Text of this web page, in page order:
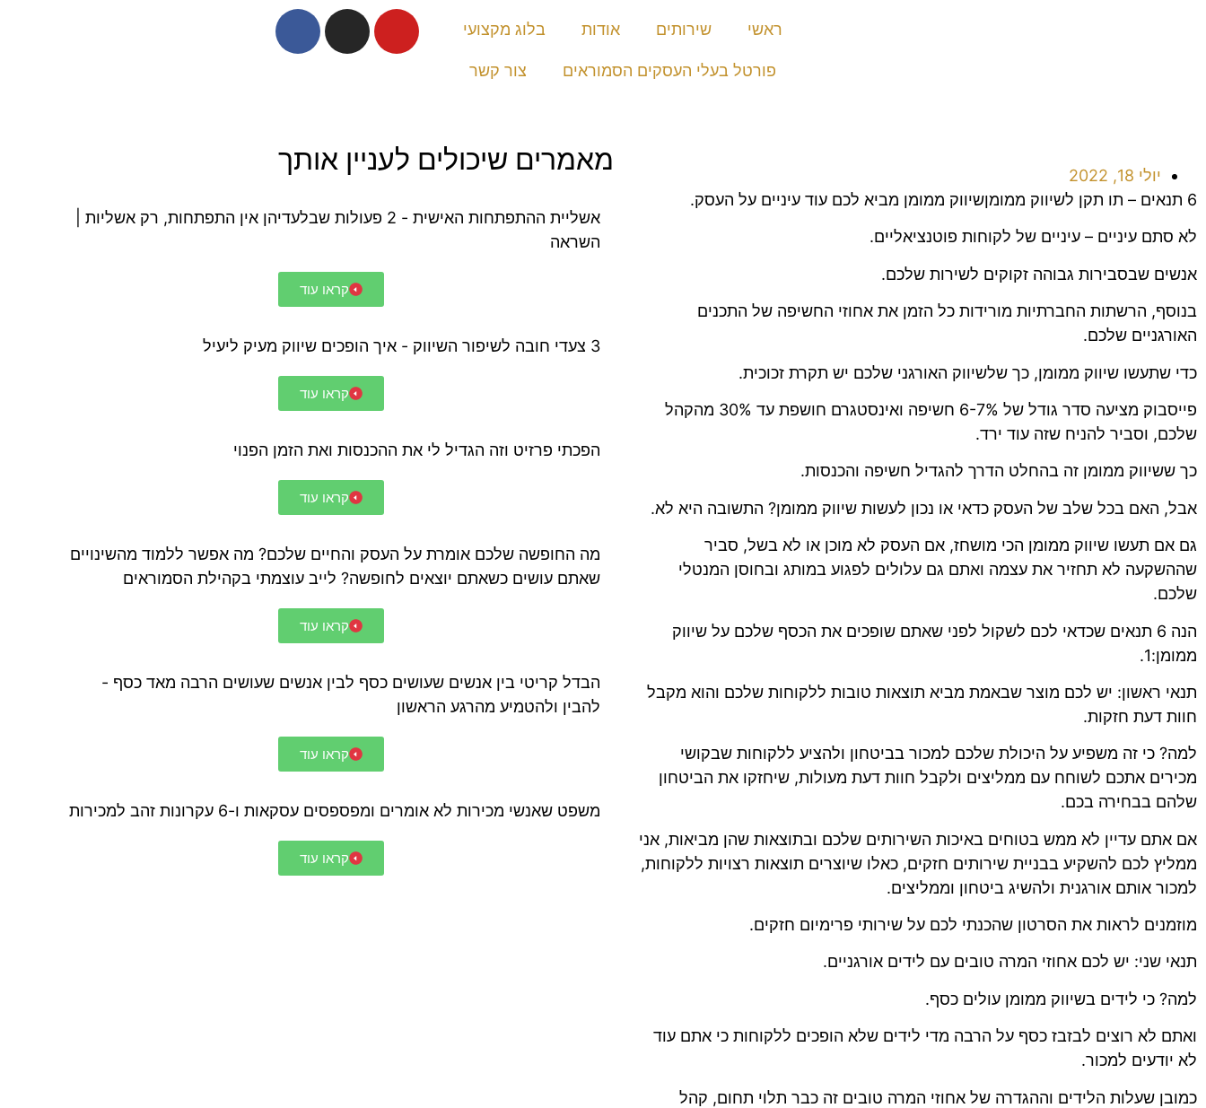
ראשי שירותים אודות בלוג מקצועי
פורטל בעלי העסקים הסמוראים צור קשר
יולי 18, 2022
6 תנאים – תו תקן לשיווק ממומןשיווק ממומן מביא לכם עוד עיניים על העסק.
לא סתם עיניים – עיניים של לקוחות פוטנציאליים.
אנשים שבסבירות גבוהה זקוקים לשירות שלכם.
בנוסף, הרשתות החברתיות מורידות כל הזמן את אחוזי החשיפה של התכנים
האורגניים שלכם.
כדי שתעשו שיווק ממומן, כך שלשיווק האורגני שלכם יש תקרת זכוכית.
פייסבוק מציעה סדר גודל של 6-7% חשיפה ואינסטגרם חושפת עד 30% מהקהל
שלכם, וסביר להניח שזה עוד ירד.
כך ששיווק ממומן זה בהחלט הדרך להגדיל חשיפה והכנסות.
אבל, האם בכל שלב של העסק כדאי או נכון לעשות שיווק ממומן? התשובה היא לא.
גם אם תעשו שיווק ממומן הכי מושחז, אם העסק לא מוכן או לא בשל, סביר
שההשקעה לא תחזיר את עצמה ואתם גם עלולים לפגוע במותג ובחוסן המנטלי
שלכם.
הנה 6 תנאים שכדאי לכם לשקול לפני שאתם שופכים את הכסף שלכם על שיווק
ממומן:1.
תנאי ראשון: יש לכם מוצר שבאמת מביא תוצאות טובות ללקוחות שלכם והוא מקבל
חוות דעת חזקות.
למה? כי זה משפיע על היכולת שלכם למכור בביטחון ולהציע ללקוחות שבקושי
מכירים אתכם לשוחח עם ממליצים ולקבל חוות דעת מעולות, שיחזקו את הביטחון
שלהם בבחירה בכם.
אם אתם עדיין לא ממש בטוחים באיכות השירותים שלכם ובתוצאות שהן מביאות, אני
ממליץ לכם להשקיע בבניית שירותים חזקים, כאלו שיוצרים תוצאות רצויות ללקוחות,
למכור אותם אורגנית ולהשיג ביטחון וממליצים.
מוזמנים לראות את הסרטון שהכנתי לכם על שירותי פרימיום חזקים.
תנאי שני: יש לכם אחוזי המרה טובים עם לידים אורגניים.
למה? כי לידים בשיווק ממומן עולים כסף.
ואתם לא רוצים לבזבז כסף על הרבה מדי לידים שלא הופכים ללקוחות כי אתם עוד
לא יודעים למכור.
כמובן שעלות הלידים וההגדרה של אחוזי המרה טובים זה כבר תלוי תחום, קהל
מאמרים שיכולים לעניין אותך
אשליית ההתפתחות האישית - 2 פעולות שבלעדיהן אין התפתחות, רק אשליות |
השראה
קראו עוד
3 צעדי חובה לשיפור השיווק - איך הופכים שיווק מעיק ליעיל
קראו עוד
הפכתי פרזיט וזה הגדיל לי את ההכנסות ואת הזמן הפנוי
קראו עוד
מה החופשה שלכם אומרת על העסק והחיים שלכם? מה אפשר ללמוד מהשינויים
שאתם עושים כשאתם יוצאים לחופשה? לייב עוצמתי בקהילת הסמוראים
קראו עוד
הבדל קריטי בין אנשים שעושים כסף לבין אנשים שעושים הרבה מאד כסף -
להבין ולהטמיע מהרגע הראשון
קראו עוד
משפט שאנשי מכירות לא אומרים ומפספסים עסקאות ו-6 עקרונות זהב למכירות
קראו עוד